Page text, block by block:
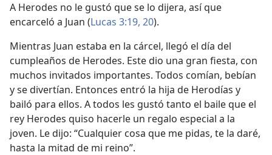
A Herodes no le gustó que se lo dijera, así que
encarceló a Juan (Lucas 3:19, 20).
Mientras Juan estaba en la cárcel, llegó el día del
cumpleaños de Herodes. Este dio una gran fiesta, con
muchos invitados importantes. Todos comían, bebían
y se divertían. Entonces entró la hija de Herodías y
bailó para ellos. A todos les gustó tanto el baile que el
rey Herodes quiso hacerle un regalo especial a la
joven. Le dijo: “Cualquier cosa que me pidas, te la daré,
hasta la mitad de mi reino”.